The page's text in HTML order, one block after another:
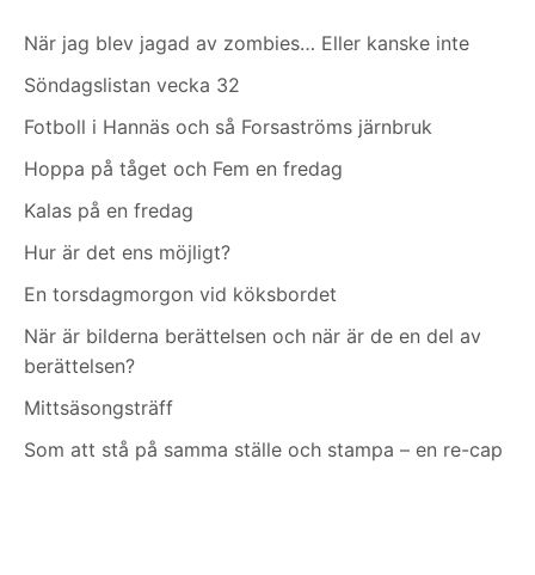
När jag blev jagad av zombies… Eller kanske inte
Söndagslistan vecka 32
Fotboll i Hannäs och så Forsaströms järnbruk
Hoppa på tåget och Fem en fredag
Kalas på en fredag
Hur är det ens möjligt?
En torsdagmorgon vid köksbordet
När är bilderna berättelsen och när är de en del av
berättelsen?
Mittsäsongsträff
Som att stå på samma ställe och stampa – en re-cap